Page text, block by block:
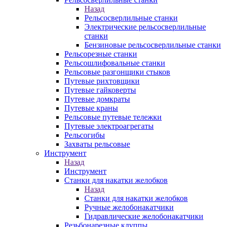
Назад
Рельсосверлильные станки
Электрические рельсосверлильные
станки
Бензиновые рельсосверлильные станки
Рельсорезные станки
Рельсошлифовальные станки
Рельсовые разгонщики стыков
Путевые рихтовщики
Путевые гайковерты
Путевые домкраты
Путевые краны
Рельсовые путевые тележки
Путевые электроагрегаты
Рельсогибы
Захваты рельсовые
Инструмент
Назад
Инструмент
Станки для накатки желобков
Назад
Станки для накатки желобков
Ручные желобонакатчики
Гидравлические желобонакатчики
Резьбонарезные клуппы